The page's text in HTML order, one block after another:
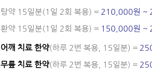
탕약 15일분(1일 2회 복용) = 210,000원 ~
환약 15일분(1일 2회 복용) = 150,000원 ~
어깨 치료 한약(하루 2번 복용, 15일분) =
무릎 치료 한약(하루 2번 복용, 15일분) =